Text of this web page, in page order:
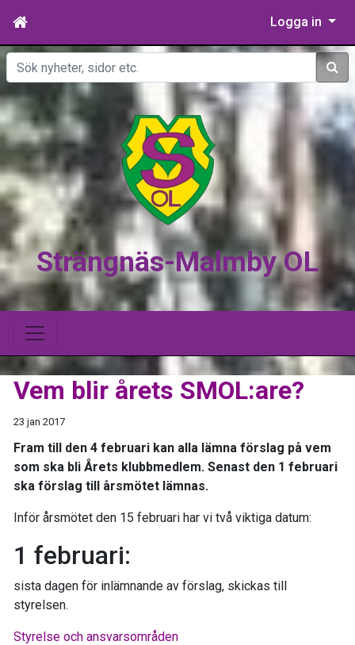
Logga in
Sök
Strängnäs-Malmby OL
Vem blir årets SMOL:are?
23 jan 2017
Fram till den 4 februari kan alla lämna förslag på vem
som ska bli Årets klubbmedlem. Senast den 1 februari
ska förslag till årsmötet lämnas.
Inför årsmötet den 15 februari har vi två viktiga datum:
1 februari:
sista dagen för inlämnande av förslag, skickas till
styrelsen.
Styrelse och ansvarsområden